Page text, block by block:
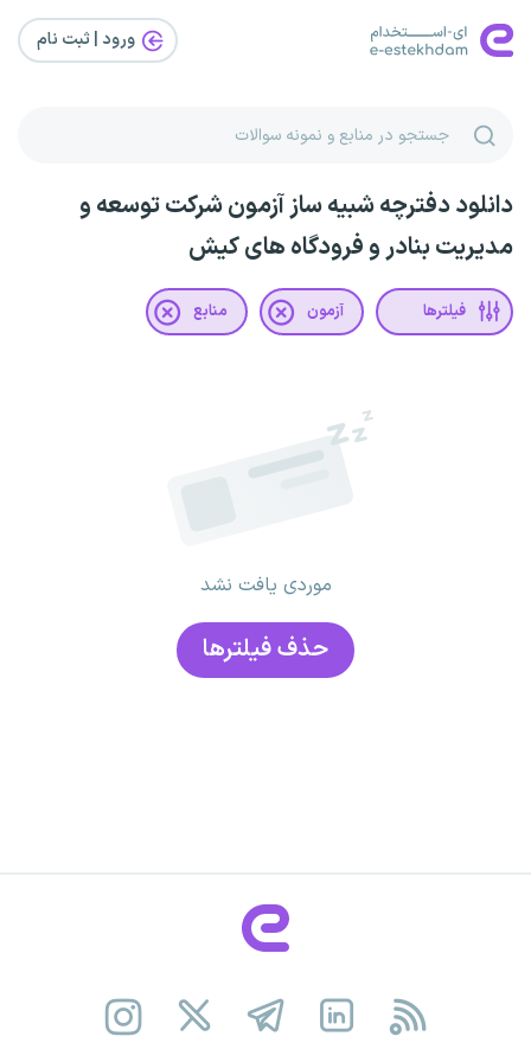
ورود | ثبت‌ نام
دانلود دفترچه شبیه ساز آزمون شرکت توسعه و
مدیریت بنادر و فرودگاه های کیش
فیلترها آزمون منابع
موردی یافت نشد
حذف فیلتر‌ها